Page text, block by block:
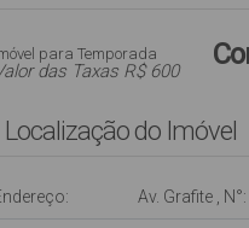
para Temporada
das Taxas R$ 600
Localização do Imóvel
Av. Grafite N°: